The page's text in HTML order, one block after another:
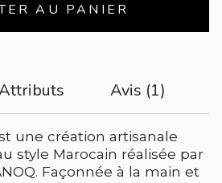
AU PANIER
Avis (1)
une création artisanale
style Marocain réalisée par
Façonnée à la main et